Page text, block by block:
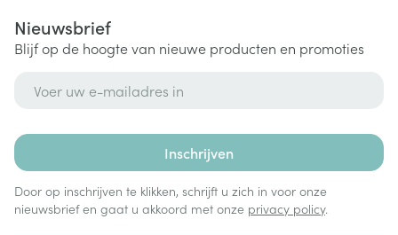
Nieuwsbrief
Blijf op de hoogte van nieuwe producten en promoties
Inschrijven
Door op inschrijven te klikken, schrijft u zich in voor onze
nieuwsbrief en gaat u akkoord met onze privacy policy.